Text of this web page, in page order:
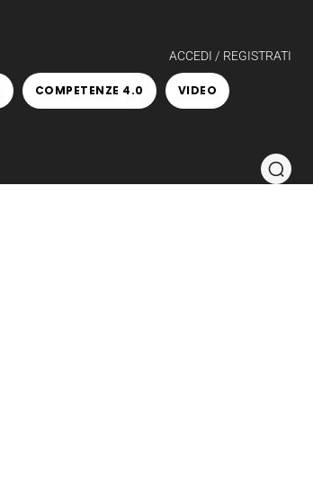
ACCEDI / REGISTRATI
COMPETENZE 4.0 VIDEO